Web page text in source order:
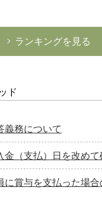
ランキングを見る
ド
義務について
金（支払）日を改め
に賞与を支払った場